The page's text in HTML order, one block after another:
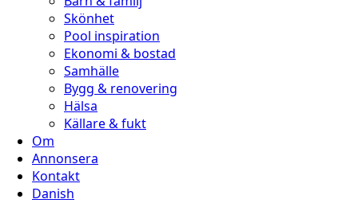
Skönhet
Pool inspiration
Ekonomi & bostad
Samhälle
Bygg & renovering
Hälsa
Källare & fukt
Om
Annonsera
Kontakt
Danish